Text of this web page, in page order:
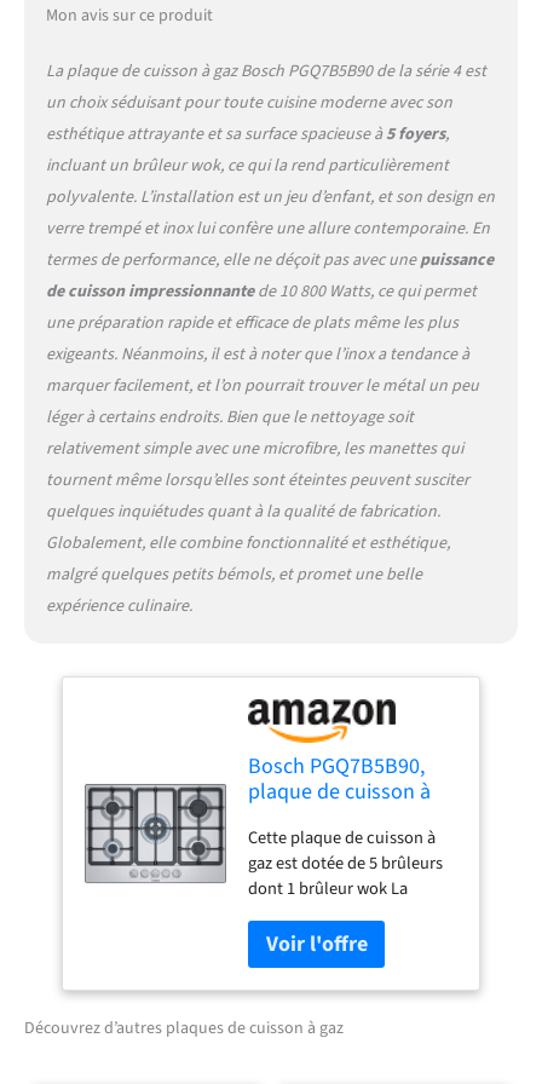
accessoires de série :
Ensemble de buse pour
Injecteurs pour
butane/propane / Couleur :
Noir
Mon avis sur ce produit
La plaque de cuisson à gaz Bosch PGQ7B5B90 de la série 4 est
un choix séduisant pour toute cuisine moderne avec son
esthétique attrayante et sa surface spacieuse à5 foyers,
incluant un brûleur wok, ce qui la rend particulièrement
polyvalente. L’installation est un jeu d’enfant, et son design en
verre trempé et inox lui confère une allure contemporaine. En
termes de performance, elle ne déçoit pas avec unepuissance
de cuisson impressionnantede 10 800 Watts, ce qui permet
une préparation rapide et efficace de plats même les plus
exigeants. Néanmoins, il est à noter que l’inox a tendance à
marquer facilement, et l’on pourrait trouver le métal un peu
léger à certains endroits. Bien que le nettoyage soit
relativement simple avec une microfibre, les manettes qui
tournent même lorsqu’elles sont éteintes peuvent susciter
quelques inquiétudes quant à la qualité de fabrication.
Globalement, elle combine fonctionnalité et esthétique,
malgré quelques petits bémols, et promet une belle
expérience culinaire.
Bosch PGQ7B5B90,
plaque de cuisson à
Brûleur wok, 75 cm,
Verre Trempé, Inox
Cette plaque de cuisson à
gaz est dotée de 5 brûleurs
dont 1 brûleur wok La
plaque est doté d'un design
élégant qui s'intègrera
facilement dans votre
cuisine.Les chapeaux de
brûleurs sont plus plats et
leurs contours plus
Découvrez d’autres plaques de cuisson à gaz